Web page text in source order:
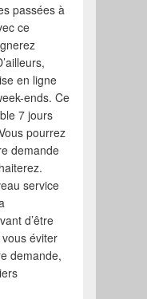
passées à
ce
en ligne
ends. Ce
7 jours
pourrez
demande
service
d’être
vous éviter
demande,